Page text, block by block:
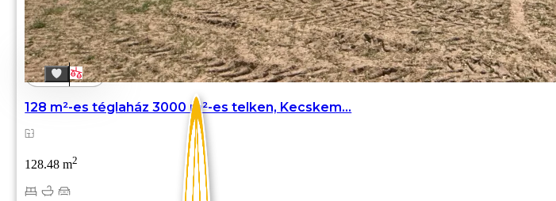
128 m²-es téglaház 3000 m²-es telken, Kecskem...
128.48 m2